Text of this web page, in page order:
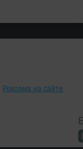
Реклама на сайте